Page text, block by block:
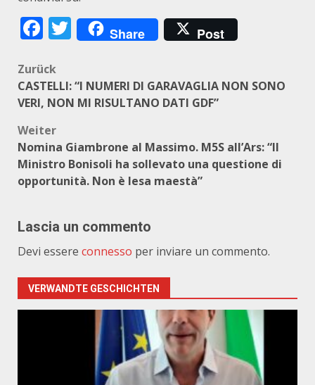
Facebook
Twitter
Share Post
Beitragsnavigation
Zurück
CASTELLI: “I NUMERI DI GARAVAGLIA NON SONO
VERI, NON MI RISULTANO DATI GDF”
Weiter
Nomina Giambrone al Massimo. M5S all’Ars: “Il
Ministro Bonisoli ha sollevato una questione di
opportunità. Non è lesa maestà”
Lascia un commento
Devi essere connesso per inviare un commento.
VERWANDTE GESCHICHTEN